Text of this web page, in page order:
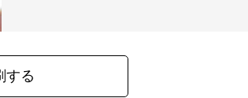
する